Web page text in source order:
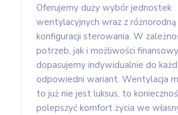
Oferujemy duży wybór jednostek
wentylacyjnych wraz z
konfiguracji sterowania. W
potrzeb, jak i możliwości
dopasujemy indywidualnie do
odpowiedni wariant. Wentylacja
to już nie jest luksus, to
polepszyć komfort życia we